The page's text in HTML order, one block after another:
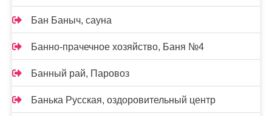
Бан Баныч, сауна
Банно-прачечное хозяйство, Баня №4
Банный рай, Паровоз
Банька Русская, оздоровительный центр